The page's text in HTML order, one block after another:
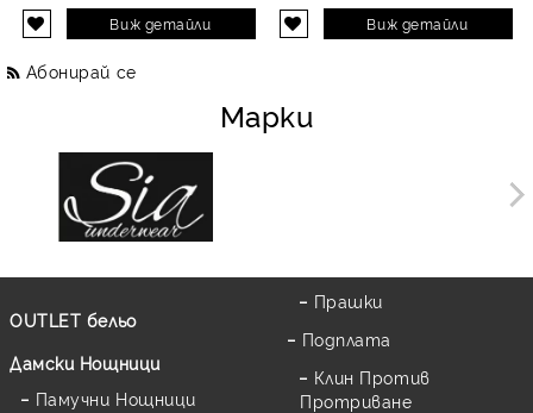
Виж детайли Виж детайли
Абонирай се
Марки
OUTLET бельо
Дамски Нощници
Памучни Нощници
Прашки
Подплата
Клин Против
Протриване